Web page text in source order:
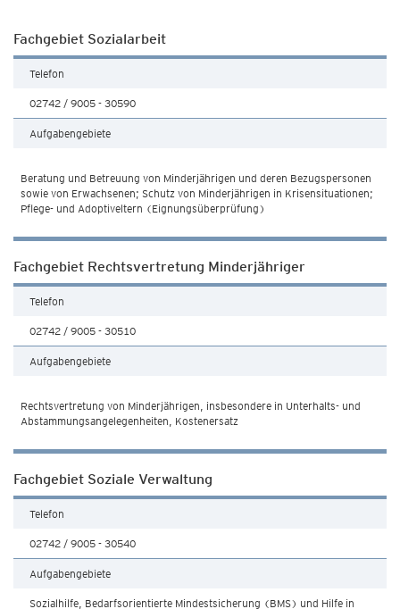
Fachgebiet Sozialarbeit
Telefon
02742 / 9005 - 30590
Aufgabengebiete
Beratung und Betreuung von Minderjährigen und deren Bezugspersonen
sowie von Erwachsenen; Schutz von Minderjährigen in Krisensituationen;
Pflege- und Adoptiveltern (Eignungsüberprüfung)
Fachgebiet Rechtsvertretung Minderjähriger
Telefon
02742 / 9005 - 30510
Aufgabengebiete
Rechtsvertretung von Minderjährigen, insbesondere in Unterhalts- und
Abstammungsangelegenheiten, Kostenersatz
Fachgebiet Soziale Verwaltung
Telefon
02742 / 9005 - 30540
Aufgabengebiete
Sozialhilfe, Bedarfsorientierte Mindestsicherung (BMS) und Hilfe in